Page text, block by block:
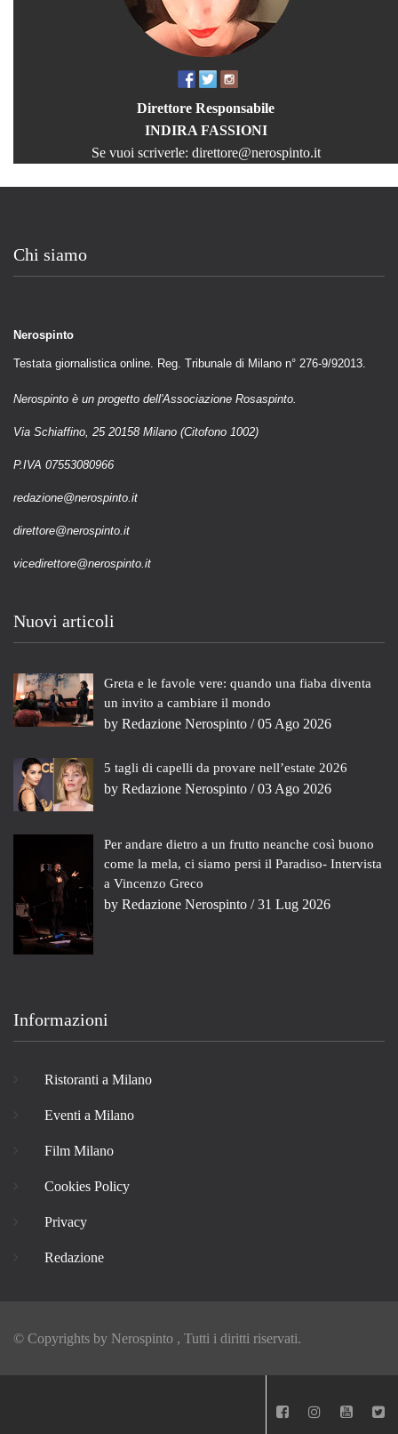
Direttore Responsabile
INDIRA FASSIONI
Se vuoi scriverle: direttore@nerospinto.it
Chi siamo
Nerospinto
Testata giornalistica online. Reg. Tribunale di Milano n° 276-9/92013.
Nerospinto è un progetto dell'Associazione Rosaspinto.
Via Schiaffino, 25 20158 Milano (Citofono 1002)
P.IVA 07553080966
redazione@nerospinto.it
direttore@nerospinto.it
vicedirettore@nerospinto.it
Nuovi articoli
Greta e le favole vere: quando una fiaba diventa
un invito a cambiare il mondo
by Redazione Nerospinto / 05 Ago 2026
5 tagli di capelli da provare nell’estate 2026
by Redazione Nerospinto / 03 Ago 2026
Per andare dietro a un frutto neanche così buono
come la mela, ci siamo persi il Paradiso- Intervista
a Vincenzo Greco
by Redazione Nerospinto / 31 Lug 2026
Informazioni
Ristoranti a Milano
Eventi a Milano
Film Milano
Cookies Policy
Privacy
Redazione
© Copyrights by Nerospinto , Tutti i diritti riservati.